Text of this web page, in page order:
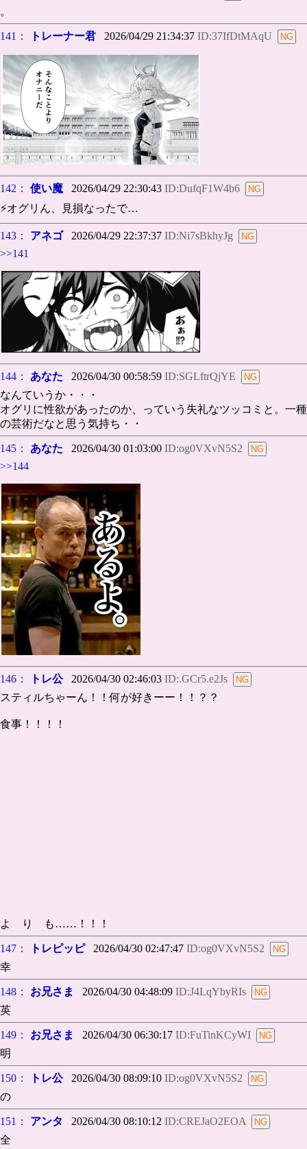
。
141： トレーナー君 2026/04/29 21:34:37 ID:37IfDtMAqU
142： 使い魔 2026/04/29 22:30:43 ID:DufqF1W4b6
⚡️オグリん、見損なったで…
143： アネゴ2026/04/29 22:37:37 ID:Ni7sBkhyJg
>>141
144： あなた 2026/04/30 00:58:59 ID:SGLftrQjYE
なんていうか・・・
オグリに性欲があったのか、っていう失礼なツッコミと。一種
の芸術だなと思う気持ち・・
145： あなた 2026/04/30 01:03:00 ID:og0VXvN5S2
>>144
146： トレ公2026/04/30 02:46:03 ID:.GCr5.e2Js
スティルちゃーん！！何が好きーー！！？？
食事！！！！
よ り も……！！！
147： トレピッピ2026/04/30 02:47:47 ID:og0VXvN5S2
幸
148： お兄さま 2026/04/30 04:48:09 ID:J4LqYbyRIs
英
149： お兄さま 2026/04/30 06:30:17 ID:FuTinKCyWI
明
150： トレ公2026/04/30 08:09:10 ID:og0VXvN5S2
の
151： アンタ 2026/04/30 08:10:12 ID:CREJaO2EOA
全